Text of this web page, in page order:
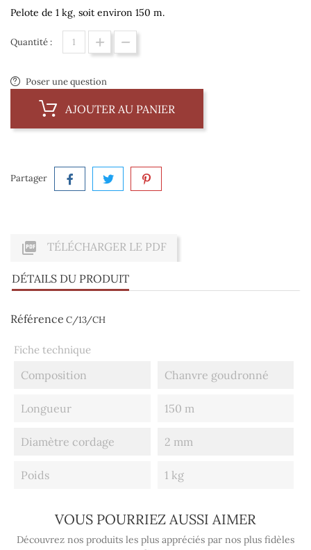
Pelote de 1 kg, soit environ 150 m.
Quantité :
Poser une question
AJOUTER AU PANIER
Partager
 TÉLÉCHARGER LE PDF
DÉTAILS DU PRODUIT
Référence C/13/CH
Fiche technique
Composition Chanvre goudronné
Longueur 150 m
Diamètre cordage 2 mm
Poids 1 kg
VOUS POURRIEZ AUSSI AIMER
Découvrez nos produits les plus appréciés par nos plus fidèles